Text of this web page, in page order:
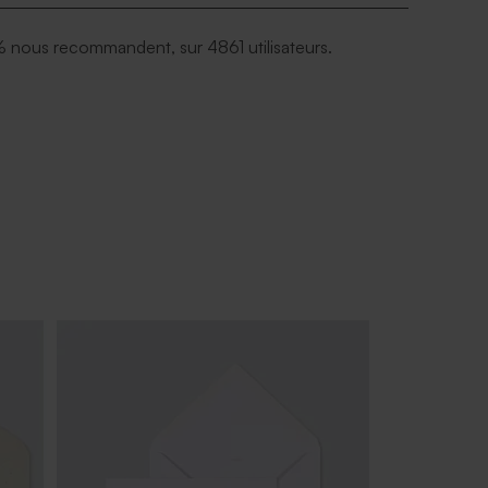
nous recommandent, sur 4861 utilisateurs.